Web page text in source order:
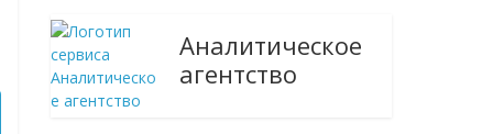
Аналитическое
агентство